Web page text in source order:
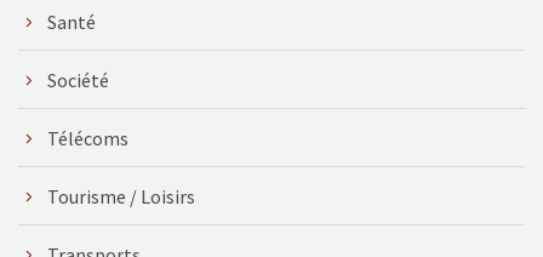
Santé
Société
Télécoms
Tourisme / Loisirs